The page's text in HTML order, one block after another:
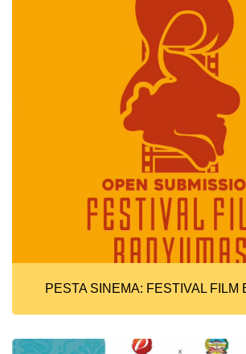
PESTA SINEMA: FESTIVAL FILM